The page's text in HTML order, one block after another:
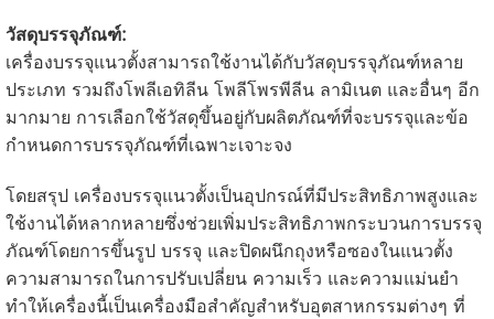
วัสดุบรรจุภัณฑ์:
เครื่องบรรจุแนวตั้งสามารถใช้งานได้กับวัสดุบรรจุภัณฑ์หลาย
ประเภท รวมถึงโพลีเอทิลีน โพลีโพรพีลีน ลามิเนต และอื่นๆ อีก
มากมาย การเลือกใช้วัสดุขึ้นอยู่กับผลิตภัณฑ์ที่จะบรรจุและข้อ
กำหนดการบรรจุภัณฑ์ที่เฉพาะเจาะจง
โดยสรุป เครื่องบรรจุแนวตั้งเป็นอุปกรณ์ที่มีประสิทธิภาพสูงและ
ใช้งานได้หลากหลายซึ่งช่วยเพิ่มประสิทธิภาพกระบวนการบรรจุ
ภัณฑ์โดยการขึ้นรูป บรรจุ และปิดผนึกถุงหรือซองในแนวตั้ง
ความสามารถในการปรับเปลี่ยน ความเร็ว และความแม่นยำ
ทำให้เครื่องนี้เป็นเครื่องมือสำคัญสำหรับอุตสาหกรรมต่างๆ ที่